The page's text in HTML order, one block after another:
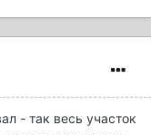
- так весь участок